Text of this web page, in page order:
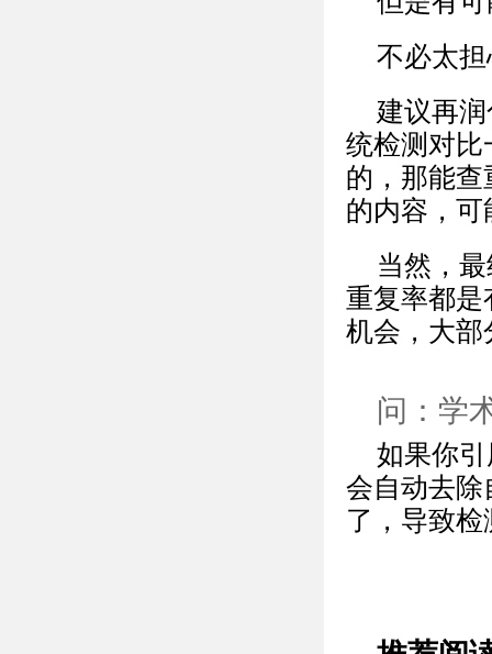
不必太
建议再
统检测对比
的，那能
的内容，
当然，
重复率都是
机会，大部
问：学
如果你
会自动去除
了，导致